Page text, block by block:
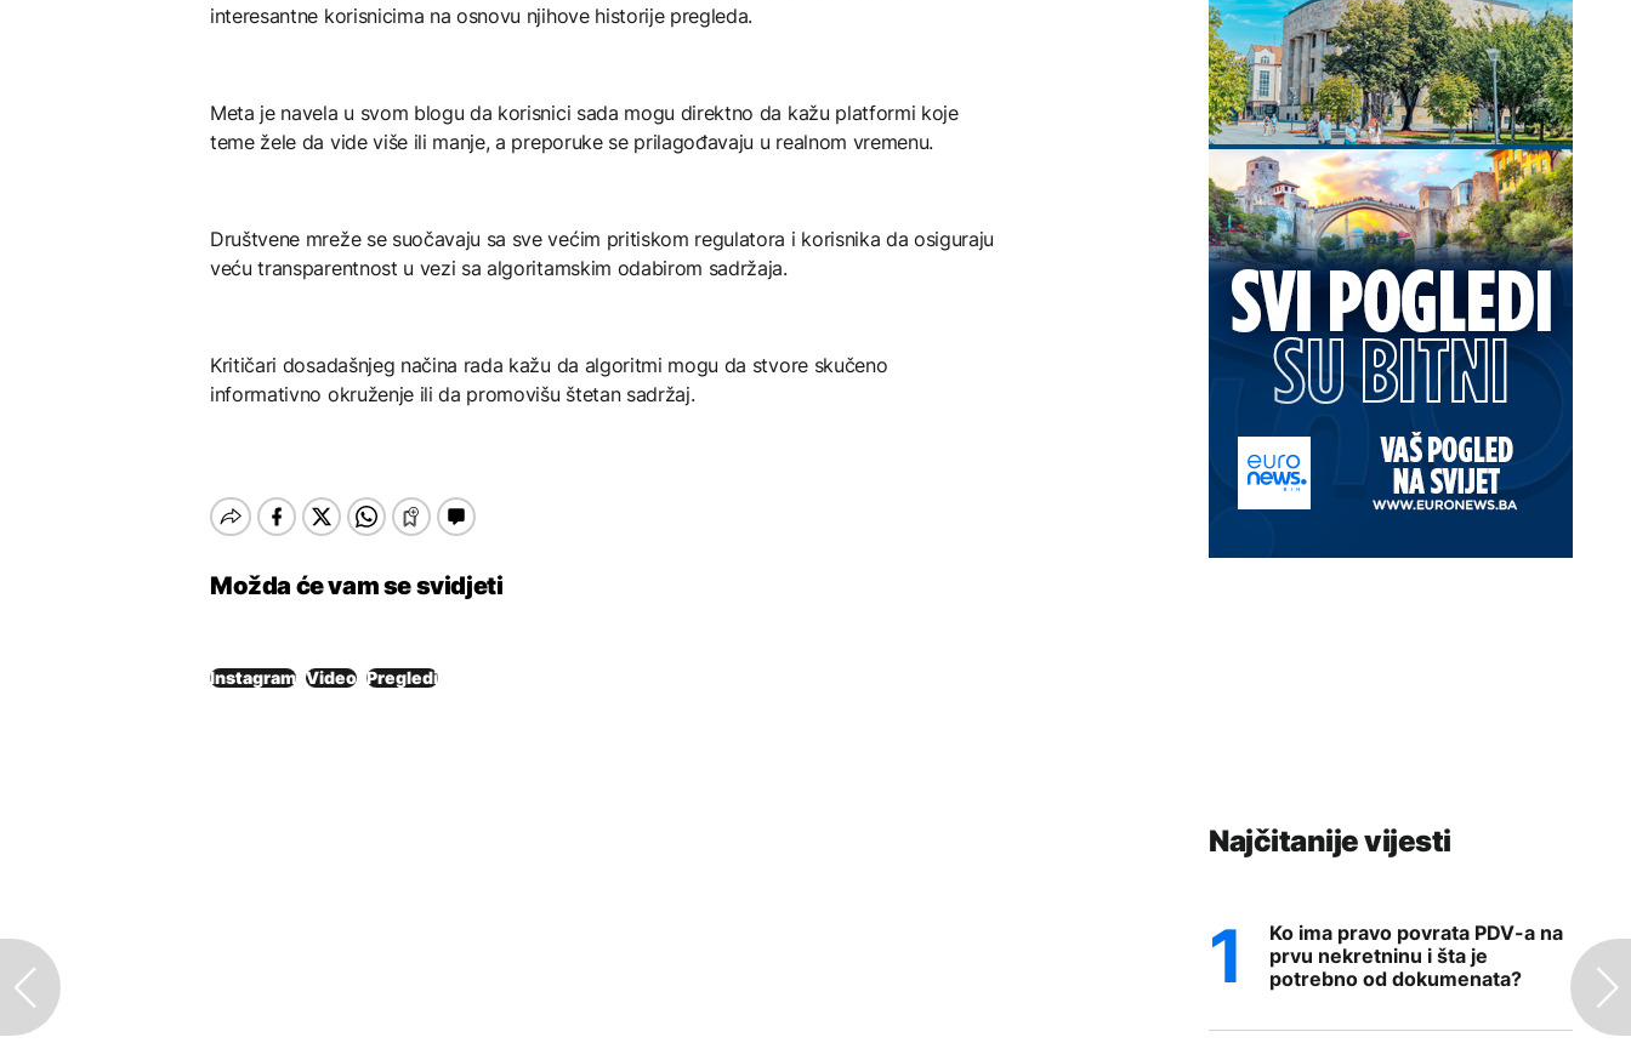
interesantne korisnicima na osnovu njihove historije pregleda.
Meta je navela u svom blogu da korisnici sada mogu direktno da kažu platformi koje
teme žele da vide više ili manje, a preporuke se prilagođavaju u realnom vremenu.
Društvene mreže se suočavaju sa sve većim pritiskom regulatora i korisnika da osiguraju
veću transparentnost u vezi sa algoritamskim odabirom sadržaja.
Kritičari dosadašnjeg načina rada kažu da algoritmi mogu da stvore skučeno
informativno okruženje ili da promovišu štetan sadržaj.
Možda će vam se svidjeti
Instagram Video Pregledi
Najčitanije vijesti
Ko ima pravo povrata PDV-a na
prvu nekretninu i šta je
potrebno od dokumenata?